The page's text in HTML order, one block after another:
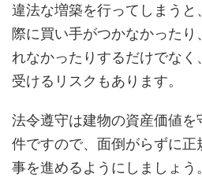
違法な増築を行ってしまうと
際に買い手がつかなかったり
れなかったりするだけでなく
受けるリスクもあります。
法令遵守は建物の資産価値
件ですので、面倒がらずに正
事を進めるようにしましょう。